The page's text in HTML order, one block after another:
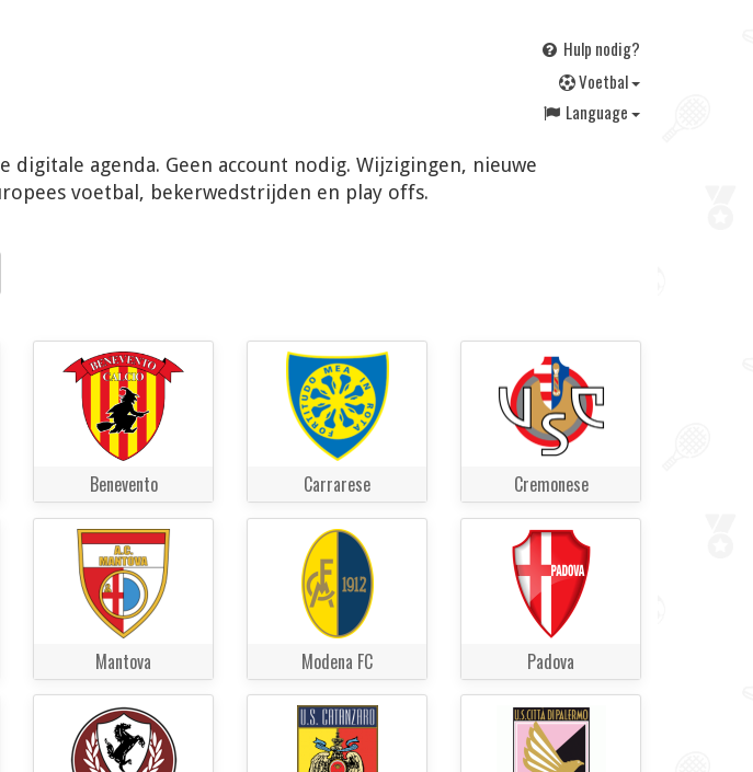
Hulp nodig?
Voetbal
Language
agenda. Geen account nodig. Wijzigingen, nieuwe
voetbal, bekerwedstrijden en play offs.
Benevento Carrarese Cremonese
Mantova Modena FC Padova